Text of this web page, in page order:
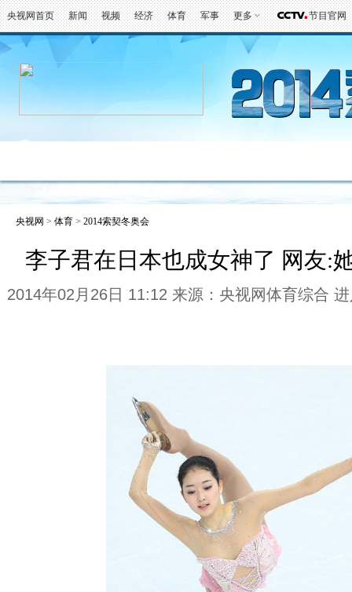
央视网首页 新闻 视频 经济 体育 军事 更多 节目官网
央视网 > 体育 > 2014索契冬奥会
李子君在日本也成女神了 网友:
2014年02月26日 11:12 来源：央视网体育综合